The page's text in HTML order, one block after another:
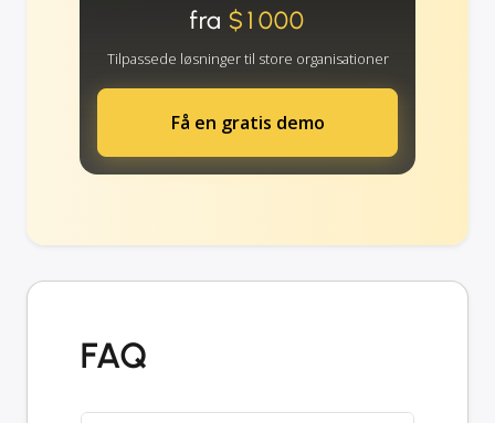
fra $1000
Tilpassede løsninger til store organisationer
Få en gratis demo
FAQ